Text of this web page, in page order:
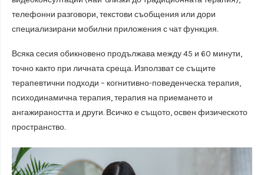
телефонни разговори, текстови съобщения или дори
специализирани мобилни приложения с чат функция.
Всяка сесия обикновено продължава между 45 и 60 минути,
точно както при личната среща. Използват се същите
терапевтични подходи – когнитивно-поведенческа терапия,
психодинамична терапия, терапия на приемането и
ангажираността и други. Всичко е същото, освен физическото
пространство.